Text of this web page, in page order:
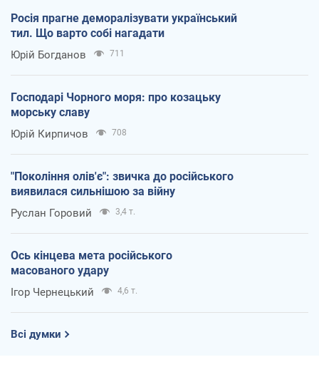
Росія прагне деморалізувати український
тил. Що варто собі нагадати
Юрій Богданов 711
Господарі Чорного моря: про козацьку
морську славу
Юрій Кирпичов 708
"Покоління олів'є": звичка до російського
виявилася сильнішою за війну
Руслан Горовий 3,4 т.
Ось кінцева мета російського
масованого удару
Ігор Чернецький 4,6 т.
Всі думки